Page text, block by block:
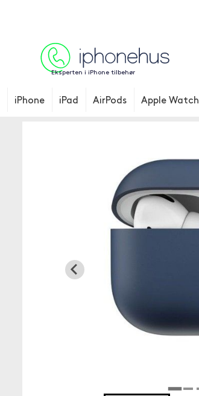
Eksperten i iPhone tilbehør
iPhone iPad AirPods Apple Watch